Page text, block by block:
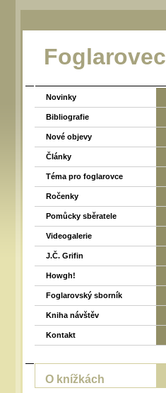
Foglarovec
Novinky
Bibliografie
Nové objevy
Články
Téma pro foglarovce
Ročenky
Pomůcky sběratele
Videogalerie
J.Č. Grifin
Howgh!
Foglarovský sborník
Kniha návštěv
Kontakt
O knížkách